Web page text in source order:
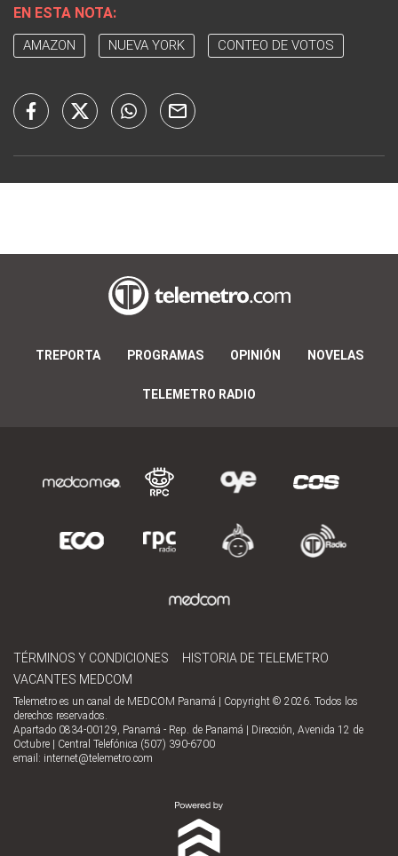
EN ESTA NOTA:
AMAZON NUEVA YORK CONTEO DE VOTOS
TREPORTA PROGRAMAS OPINIÓN NOVELAS
TELEMETRO RADIO
TÉRMINOS Y CONDICIONES
HISTORIA DE TELEMETRO
VACANTES MEDCOM
Telemetro es un canal de MEDCOM Panamá | Copyright © 2026. Todos los
derechos reservados.
Apartado 0834-00129, Panamá - Rep. de Panamá | Dirección, Avenida 12 de
Octubre | Central Telefónica (507) 390-6700
email: internet@telemetro.com